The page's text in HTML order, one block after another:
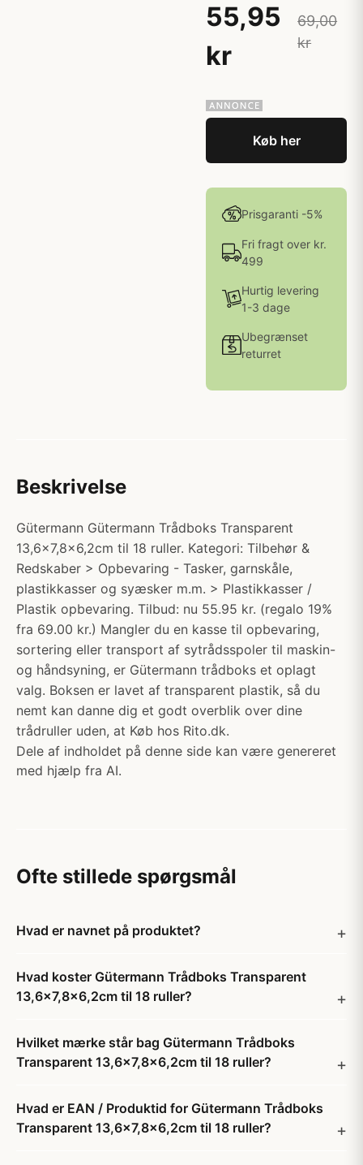
55,95
kr
69,00
kr
Køb her
Prisgaranti -5%
Fri fragt over kr.
499
Hurtig levering
1-3 dage
Ubegrænset
returret
Beskrivelse
Gütermann Gütermann Trådboks Transparent
13,6x7,8x6,2cm til 18 ruller. Kategori: Tilbehør &
Redskaber > Opbevaring - Tasker, garnskåle,
plastikkasser og syæsker m.m. > Plastikkasser /
Plastik opbevaring. Tilbud: nu 55.95 kr. (regalo 19%
fra 69.00 kr.) Mangler du en kasse til opbevaring,
sortering eller transport af sytrådsspoler til maskin-
og håndsyning, er Gütermann trådboks et oplagt
valg. Boksen er lavet af transparent plastik, så du
nemt kan danne dig et godt overblik over dine
trådruller uden, at Køb hos Rito.dk.
Dele af indholdet på denne side kan være genereret
med hjælp fra AI.
Ofte stillede spørgsmål
Hvad er navnet på produktet?
Hvad koster Gütermann Trådboks Transparent
13,6x7,8x6,2cm til 18 ruller?
Hvilket mærke står bag Gütermann Trådboks
Transparent 13,6x7,8x6,2cm til 18 ruller?
Hvad er EAN / Produktid for Gütermann Trådboks
Transparent 13,6x7,8x6,2cm til 18 ruller?